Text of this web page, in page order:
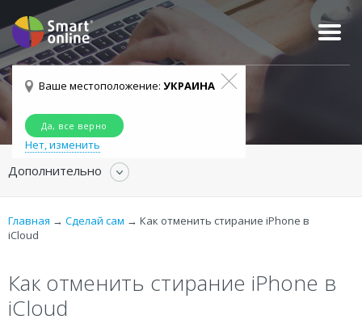
УКРАИНА
Ваше местоположение: УКРАИНА
Да, все верно
Нет, изменить
О КОМПАНИИ
НАША КОМАНДА
ОТЗЫВЫ КЛИЕНТОВ
Сделай сам
Дополнительно
Главная → Сделай сам → Как отменить стирание iPhone в
iCloud
Как отменить стирание iPhone в
iCloud